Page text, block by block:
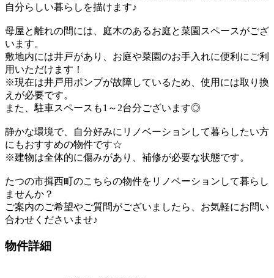
自分らしい暮らしを描けます♪
母屋と離れの間には、庭木のあるお庭と菜園スペースがござ
います。
敷地内には井戸があり、お庭や菜園のお手入れに便利にご利
用いただけます！
※現在は井戸用ポンプが故障しているため、使用には取り換
えが必要です。
また、駐車スペースも1～2台分ございます◎
静かな環境で、自分好みにリノベーションして暮らしたい方
にもおすすめの物件です☆
※建物は全体的に傷みがあり、補修が必要な状態です。
たつの市揖西町のこちらの物件をリノベーションして暮らし
ませんか？
ご案内のご希望やご質問がございましたら、お気軽にお問い
合わせくださいませ♪
物件詳細